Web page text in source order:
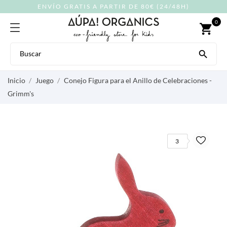
ENVÍO GRATIS A PARTIR DE 80€ (24/48H)
shopping_cart 0

Inicio Juego
Conejo Figura para el Anillo de Celebraciones -
Grimm's
3